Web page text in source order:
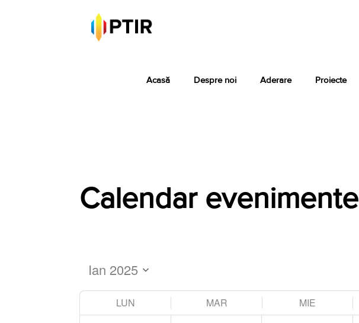
Acasă Despre noi Aderare Proiecte
Calendar evenimente
LUN MAR MIE